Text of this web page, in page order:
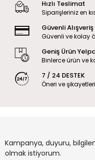
Hızlı Teslimat
Siparişleriniz en
Güvenli Alışveriş
Güvenli ve kolay
Geniş Ürün
Binlerce ürün ve
7 / 24 DESTEK
Öneri ve
Kampanya, duyuru,
olmak istiyorum.